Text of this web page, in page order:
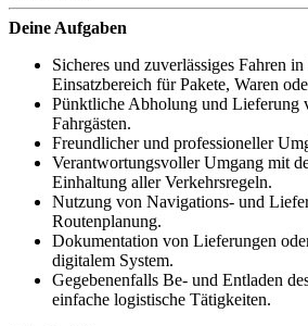
Deine Aufgaben
Sicheres und zuverlässiges Fahren
Einsatzbereich für Pakete, Waren
Pünktliche Abholung und Lieferung
Fahrgästen.
Freundlicher und professioneller
Verantwortungsvoller Umgang mit
Einhaltung aller Verkehrsregeln.
Nutzung von Navigations- und
Routenplanung.
Dokumentation von Lieferungen
digitalem System.
Gegebenenfalls Be- und Entladen
einfache logistische Tätigkeiten.